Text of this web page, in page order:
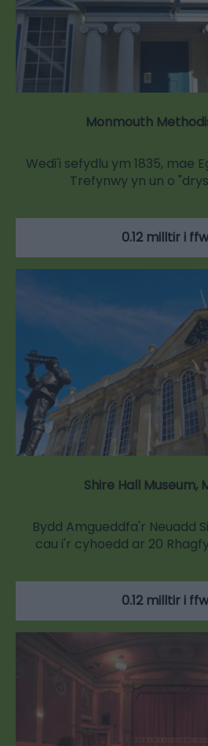
Monmouth
Wedi'i sefydlu ym 1835, mae
Trefynwy yn un o
0.12 milltir i
Shire Hall Museum,
Bydd Amgueddfa'r Neuadd
cau i'r cyhoedd ar 20
0.12 milltir i